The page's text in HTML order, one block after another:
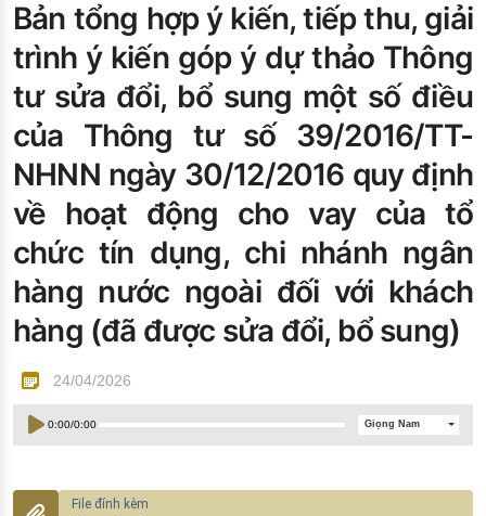
Đào tạo ISO
Bản tổng hợp ý kiến, tiếp thu, giải
trình ý kiến góp ý dự thảo Thông
tư sửa đổi, bổ sung một số điều
của Thông tư số 39/2016/TT-
NHNN ngày 30/12/2016 quy định
về hoạt động cho vay của tổ
chức tín dụng, chi nhánh ngân
hàng nước ngoài đối với khách
hàng (đã được sửa đổi, bổ sung)
24/04/2026
0:00/0:00 Giọng Nam